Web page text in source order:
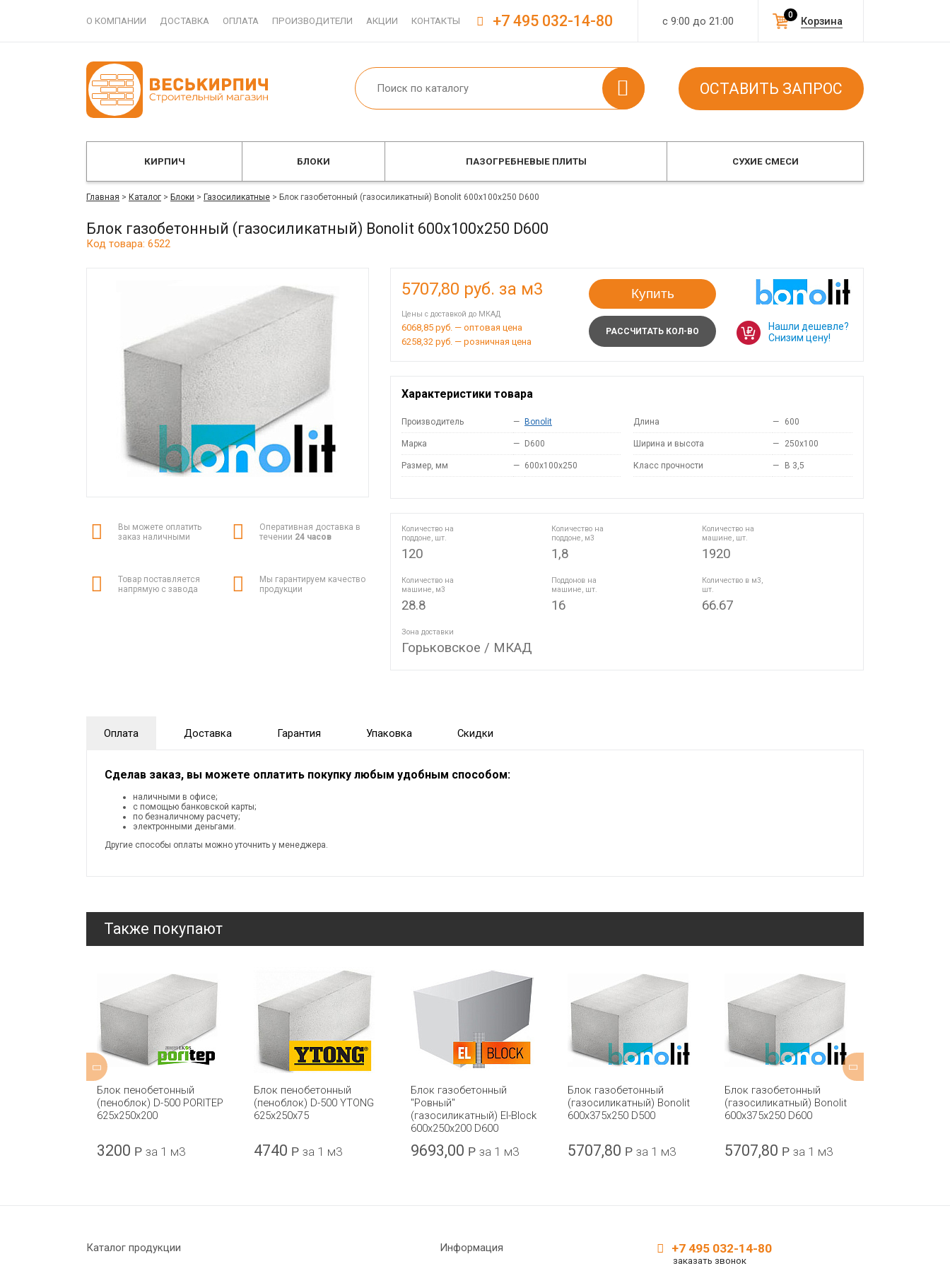
О КОМПАНИИ ДОСТАВКА ОПЛАТА ПРОИЗВОДИТЕЛИ АКЦИИ КОНТАКТЫ с 9:00 до 21:00 Корзина
0
+7 495 032-14-80
ОСТАВИТЬ ЗАПРОС
КИРПИЧ БЛОКИ ПАЗОГРЕБНЕВЫЕ ПЛИТЫ СУХИЕ СМЕСИ
Главная > Каталог > Блоки > Газосиликатные > Блок газобетонный (газосиликатный) Bonolit 600x100x250 D600
Блок газобетонный (газосиликатный) Bonolit 600x100x250 D600
Код товара: 6522
Вы можете оплатить
заказ наличными
Оперативная доставка в
течении 24 часов
Товар поставляется
напрямую с завода
Мы гарантируем качество
продукции
5707,80 руб. за м3
Цены с доставкой до МКАД
6068,85 руб. — оптовая цена
6258,32 руб. — розничная цена
Купить
РАССЧИТАТЬ КОЛ-ВО
Нашли дешевле?
Снизим цену!
Характеристики товара
Производитель — Bonolit
Марка — D600
Размер, мм — 600x100x250
Длина — 600
Ширина и высота — 250x100
Класс прочности — B 3,5
Количество на
поддоне, шт.
120
Количество на
поддоне, м3
1,8
Количество на
машине, шт.
1920
Количество на
машине, м3
28.8
Поддонов на
машине, шт.
16
Количество в м3,
шт.
66.67
Зона доставки
Горьковское / МКАД
Оплата Доставка Гарантия Упаковка Скидки
Сделав заказ, вы можете оплатить покупку любым удобным способом:
наличными в офисе;
с помощью банковской карты;
по безналичному расчету;
электронными деньгами.
Другие способы оплаты можно уточнить у менеджера.
Также покупают
Блок пенобетонный
(пеноблок) D-500 PORITEP
625х250х200
3200 Р за 1 м3
Блок пенобетонный
(пеноблок) D-500 YTONG
625х250х75
4740 Р за 1 м3
Блок газобетонный
"Ровный"
(газосиликатный) El-Block
600х250х200 D600
9693,00 Р за 1 м3
Блок газобетонный
(газосиликатный) Bonolit
600x375x250 D500
5707,80 Р за 1 м3
Блок газобетонный
(газосиликатный) Bonolit
600x375x250 D600
5707,80 Р за 1 м3
Каталог продукции Информация +7 495 032-14-80
заказать звонок